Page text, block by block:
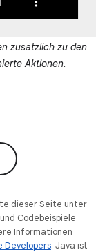
zusätzlich zu den
Aktionen.
dieser Seite unter
und Codebeispiele
Informationen
Developers. Java ist